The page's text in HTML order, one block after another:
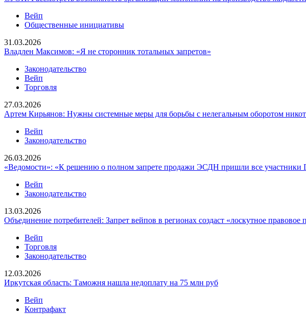
Вейп
Общественные инициативы
31.03.2026
Владлен Максимов: «Я не сторонник тотальных запретов»
Законодательство
Вейп
Торговля
27.03.2026
Артем Кирьянов: Нужны системные меры для борьбы с нелегальным оборотом
Вейп
Законодательство
26.03.2026
«Ведомости»: «К решению о полном запрете продажи ЭСДН пришли все участники
Вейп
Законодательство
13.03.2026
Объединение потребителей: Запрет вейпов в регионах создаст «лоскутное правовое
Вейп
Торговля
Законодательство
12.03.2026
Иркутская область: Таможня нашла недоплату на 75 млн руб
Вейп
Контрафакт